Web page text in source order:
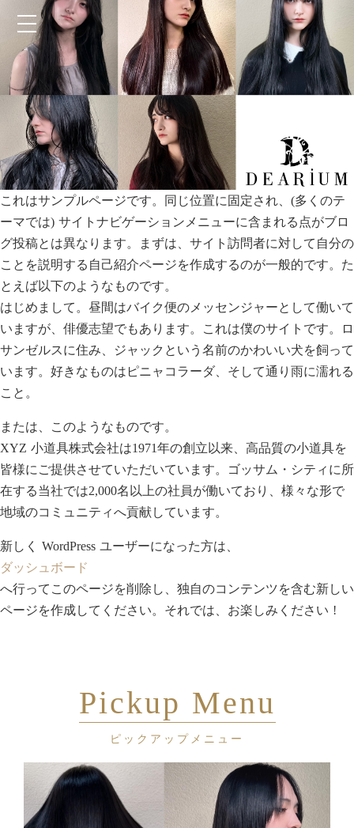
これはサンプルページです。同じ位置に固定され、(多くのテ
ーマでは) サイトナビゲーションメニューに含まれる点がブロ
グ投稿とは異なります。まずは、サイト訪問者に対して自分の
ことを説明する自己紹介ページを作成するのが一般的です。た
とえば以下のようなものです。
はじめまして。昼間はバイク便のメッセンジャーとして働いて
いますが、俳優志望でもあります。これは僕のサイトです。ロ
サンゼルスに住み、ジャックという名前のかわいい犬を飼って
います。好きなものはピニャコラーダ、そして通り雨に濡れる
こと。
または、このようなものです。
XYZ 小道具株式会社は1971年の創立以来、高品質の小道具を
皆様にご提供させていただいています。ゴッサム・シティに所
在する当社では2,000名以上の社員が働いており、様々な形で
地域のコミュニティへ貢献しています。
新しく WordPress ユーザーになった方は、
ダッシュボード
へ行ってこのページを削除し、独自のコンテンツを含む新しい
ページを作成してください。それでは、お楽しみください !
Pickup Menu